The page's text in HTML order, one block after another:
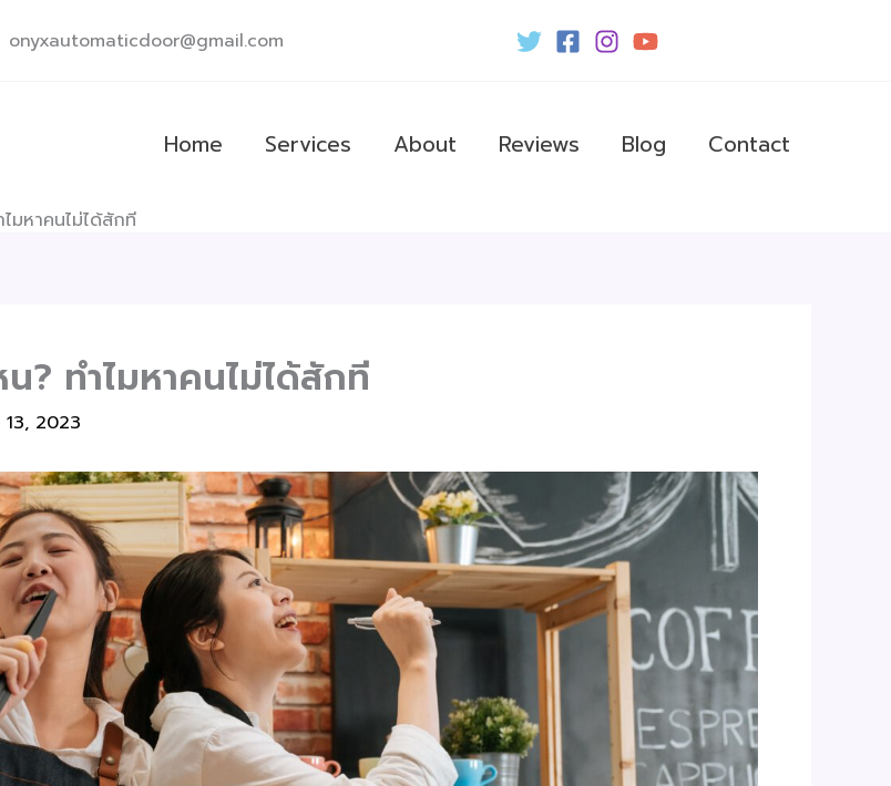
onyxautomaticdoor@gmail.com
Home Services About Reviews Blog Contact
มหาคนไม่ได้สักที
? ทำไมหาคนไม่ได้สักที
13, 2023